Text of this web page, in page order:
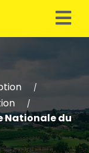
/
/
Nationale du